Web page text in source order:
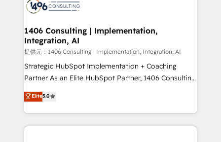
marketing automation to online and offline sales
allowing companies to optimize processes and meet
the needs of the customer. We are part of Impresoft
Group, a group of specialized and complementary
companies that divide their offer into 4
Competence Centers: Smart Manufacturing,
The synergies generated by these integrations,
together with the combination of talents, skills,
1406 Consulting | Implementation,
Integration, AI
提供元：1406 Consulting | Implementation, Integration, AI
Strategic HubSpot Implementation + Coaching
Partner As an Elite HubSpot Partner, 1406 Consulting
helps mid-market revenue teams transform how
they sell, market, and serve. We don't just build your
HubSpot—we teach your team to own it, then stay
to help you keep winning. What We Do ⚙️ CRM
Elite5.0